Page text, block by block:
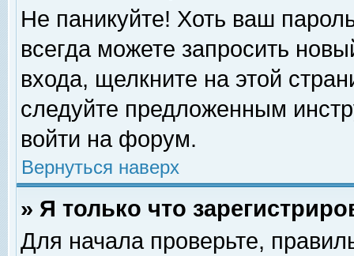
Не паникуйте! Хоть ваш
всегда можете запросить
входа, щелкните на этой
следуйте предложенным
войти на форум.
Вернуться наверх
» Я только что
Для начала проверьте,